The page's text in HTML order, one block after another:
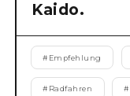
Kaido.
# Empfehlung
# Radfahren #